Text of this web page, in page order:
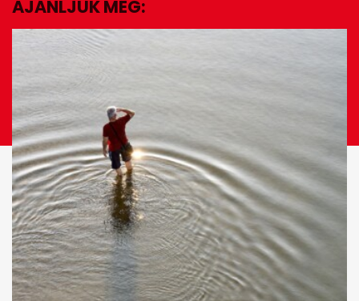
EZ IS ÉRDEKELHET
AJÁNLJUK MÉG: